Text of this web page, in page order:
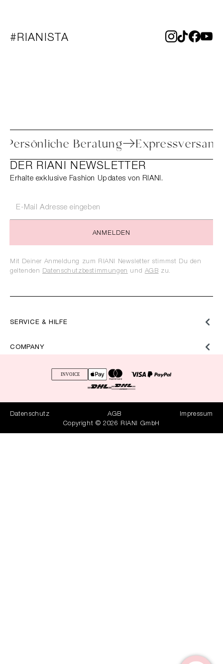
#RIANISTA
Persönliche Beratung
SERVICE & HILFE
COMPANY
DER RIANI NEWSLETTER
Erhalte exklusive Fashion Updates von RIANI.
ANMELDEN
Mit Deiner Anmeldung zum RIANI Newsletter stimmst Du den
geltenden Datenschutzbestimmungen und AGB zu.
Datenschutz AGB
Impressum
Copyright © 2026 RIANI GmbH